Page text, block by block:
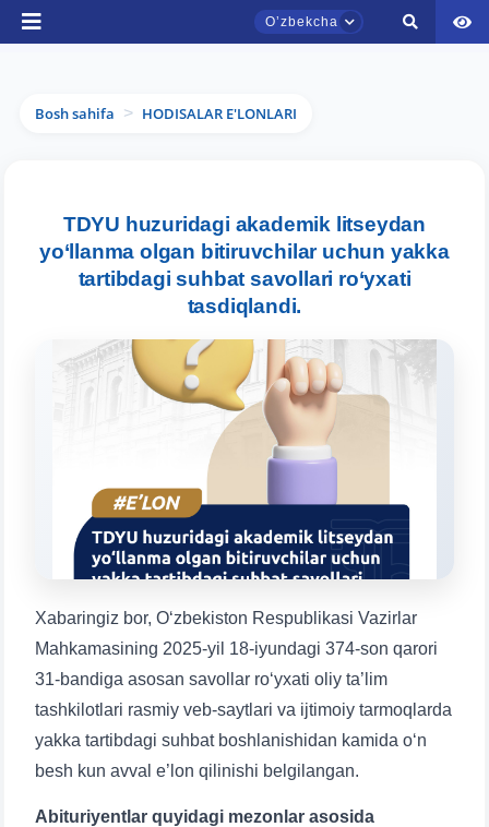
Oʼzbekcha
Bosh sahifa > HODISALAR E'LONLARI
TDYU huzuridagi akademik litseydan
yo‘llanma olgan bitiruvchilar uchun yakka
tartibdagi suhbat savollari ro‘yxati
tasdiqlandi.
Xabaringiz bor, O‘zbekiston Respublikasi Vazirlar
Mahkamasining 2025-yil 18-iyundagi 374-son qarori
31-bandiga asosan savollar ro‘yxati oliy ta’lim
tashkilotlari rasmiy veb-saytlari va ijtimoiy tarmoqlarda
yakka tartibdagi suhbat boshlanishidan kamida o‘n
besh kun avval e’lon qilinishi belgilangan.
Abituriyentlar quyidagi mezonlar asosida
TDYU qabul murojaatlari chati
Assalomu alaykum! TDYU qabul murojaatlari
Qabul bo'yicha murojaatlaringizni ushbu
chatda qoldiring.
Mavzuni tanlang — keyin shu mavzudagi aniq
1. Hujjatlar (bakalavr) (5)
3. Suhbat (bakalavr) (8) 4. Suhbat (magistr) (5)